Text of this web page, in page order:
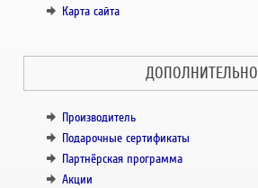
Карта сайта
ДОПОЛНИТЕЛЬНО
Производитель
Подарочные сертификаты
Партнёрская программа
Акции